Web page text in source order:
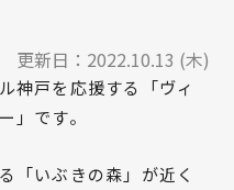
更新日： 2022.10.13 (木)
神戸を応援する「ヴィ
」です。
「いぶきの森」が近く